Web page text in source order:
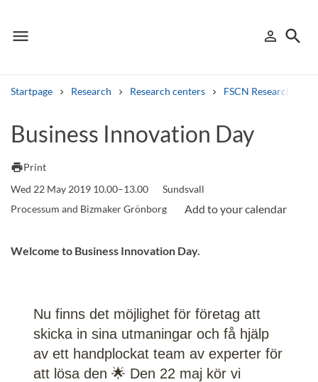
menu
Menu person_outline
Sign in
search
Startpage Research Research centers FSCN Research
Find courses ans programmes
Search welcomeletters
Business Innovation Day
printPrint
Wed 22 May 2019 10.00–13.00
Sundsvall
Processum and Bizmaker Grönborg
Welcome to Business Innovation Day.
Nu finns det möjlighet för företag att
skicka in sina utmaningar och få hjälp
av ett handplockat team av experter för
att lösa den 🌟 Den 22 maj kör vi